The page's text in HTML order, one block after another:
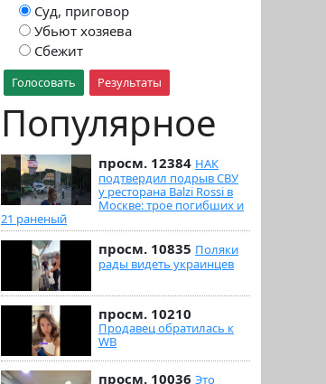
Суд, приговор
Убьют хозяева
Сбежит
Голосовать Результаты
Популярное
просм. 12384 НАК
подтвердил подрыв СВУ
у ресторана Balzi Rossi в
Москве: трое погибших и
21 раненый
просм. 10835 Поляки
рады видеть украинцев
просм. 10210
Продавец обратилась к
WB
просм. 10036 Это